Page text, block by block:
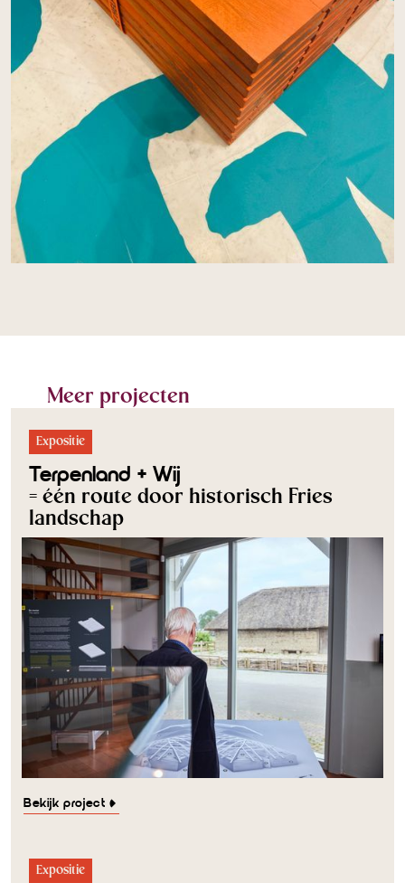
Meer projecten
Expositie
Terpenland + Wij
= één route door historisch Fries
landschap
Bekijk project
Expositie